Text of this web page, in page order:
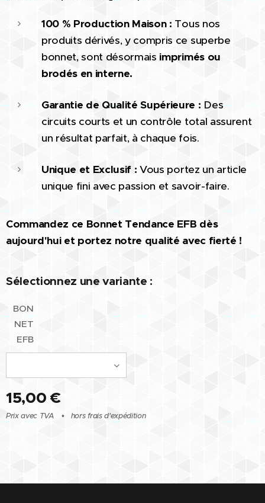
100 % Production Maison : Tous nos
produits dérivés, y compris ce superbe
bonnet, sont désormais imprimés ou
brodés en interne.
Garantie de Qualité Supérieure : Des
circuits courts et un contrôle total assurent
un résultat parfait, à chaque fois.
Unique et Exclusif : Vous portez un article
unique fini avec passion et savoir-faire.
Commandez ce Bonnet Tendance EFB dès
aujourd'hui et portez notre qualité avec fierté !
Sélectionnez une variante :
BON
NET
EFB
15,00 €
Prix avec TVA hors frais d'expédition